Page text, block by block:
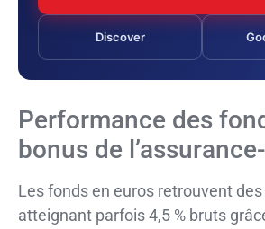
Discover
Performance des
bonus de
Les fonds en euros retrouvent
atteignant parfois 4,5 % bruts